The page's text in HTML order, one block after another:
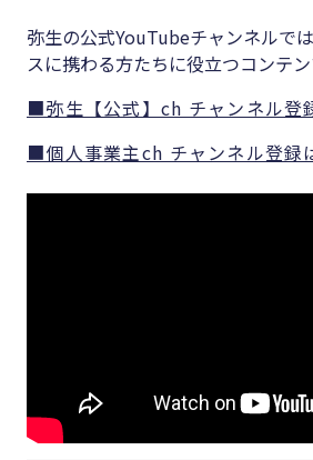
弥生の公式YouTubeチャンネルで
スに携わる方たちに役立つコンテン
■弥生【公式】ch チャンネル登
■個人事業主ch チャンネル登録